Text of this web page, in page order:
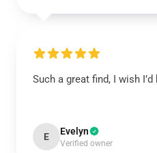
Such a great find, I wish
E Evelyn
Verified owner